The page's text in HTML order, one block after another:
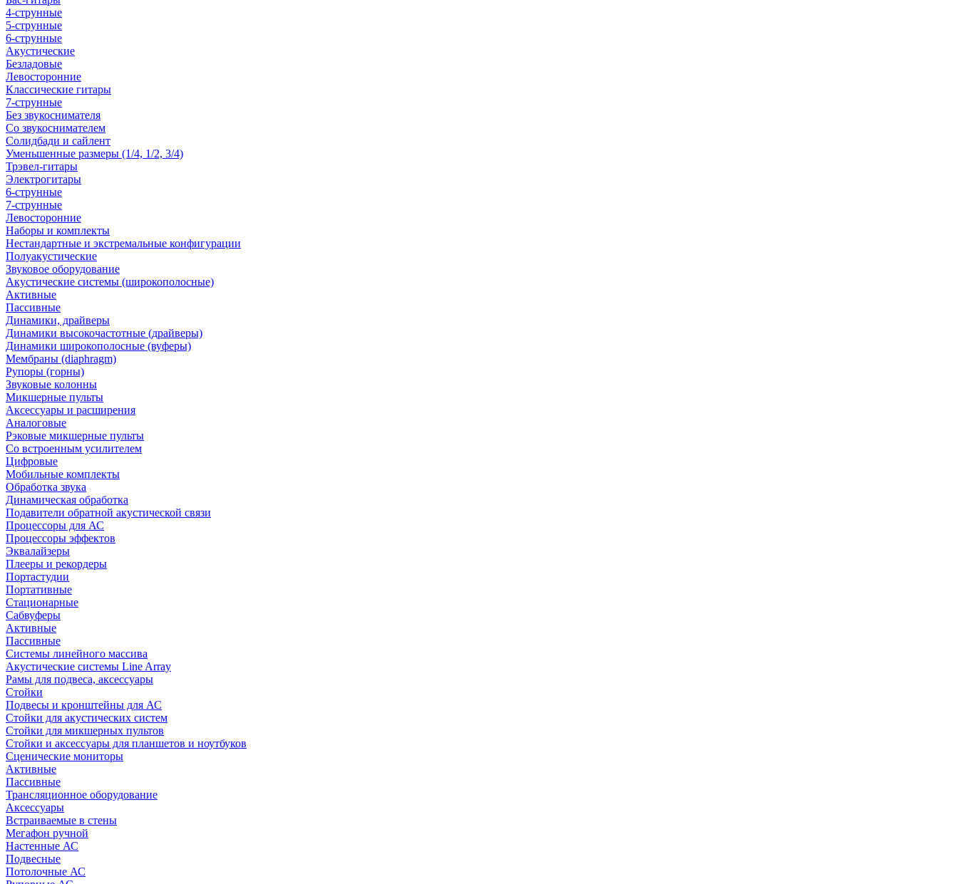
4-струнные
5-струнные
6-струнные
Акустические
Безладовые
Левосторонние
Классические гитары
7-струнные
Без звукоснимателя
Со звукоснимателем
Солидбади и сайлент
Уменьшенные размеры (1/4, 1/2, 3/4)
Трэвел-гитары
Электрогитары
6-струнные
7-струнные
Левосторонние
Наборы и комплекты
Нестандартные и экстремальные конфигурации
Полуакустические
Звуковое оборудование
Акустические системы (широкополосные)
Активные
Пассивные
Динамики, драйверы
Динамики высокочастотные (драйверы)
Динамики широкополосные (вуферы)
Мембраны (diaphragm)
Рупоры (горны)
Звуковые колонны
Микшерные пульты
Аксессуары и расширения
Аналоговые
Рэковые микшерные пульты
Со встроенным усилителем
Цифровые
Мобильные комплекты
Обработка звука
Динамическая обработка
Подавители обратной акустической связи
Процессоры для АС
Процессоры эффектов
Эквалайзеры
Плееры и рекордеры
Портастудии
Портативные
Стационарные
Сабвуферы
Активные
Пассивные
Системы линейного массива
Акустические системы Line Array
Рамы для подвеса, аксессуары
Стойки
Подвесы и кронштейны для АС
Стойки для акустических систем
Стойки для микшерных пультов
Стойки и аксессуары для планшетов и ноутбуков
Сценические мониторы
Активные
Пассивные
Трансляционное оборудование
Аксессуары
Встраиваемые в стены
Мегафон ручной
Настенные АС
Подвесные
Потолочные АС